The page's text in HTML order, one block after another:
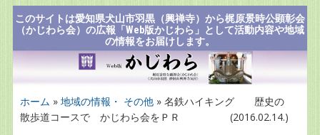
このサイトは愛知県犬山市羽黒（興禅寺）から梶原景時公顕彰会
（かじわら会）の広報「Web版かじわら」として活動内容や地域
の情報をお届けします。
ホーム » 地域の情報・ その他» 名鉄ハイキング 歴史の
散歩道コースで かじわら会をＰＲ (2016.02.14.)